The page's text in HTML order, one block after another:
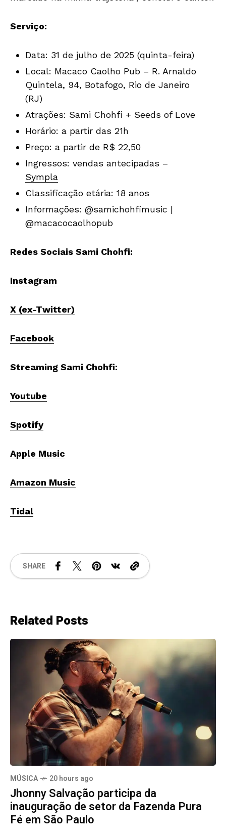
Serviço:
Data: 31 de julho de 2025 (quinta-feira)
Local: Macaco Caolho Pub – R. Arnaldo
Quintela, 94, Botafogo, Rio de Janeiro
(RJ)
Atrações: Sami Chohfi + Seeds of Love
Horário: a partir das 21h
Preço: a partir de R$ 22,50
Ingressos: vendas antecipadas –
Sympla
Classificação etária: 18 anos
Informações: @samichohfimusic |
@macacocaolhopub
Redes Sociais Sami Chohfi:
Instagram
X (ex-Twitter)
Facebook
Streaming Sami Chohfi:
Youtube
Spotify
Apple Music
Amazon Music
Tidal
SHARE
Related Posts
MÚSICA 20 hours ago
Jhonny Salvação participa da
inauguração de setor da Fazenda Pura
Fé em São Paulo